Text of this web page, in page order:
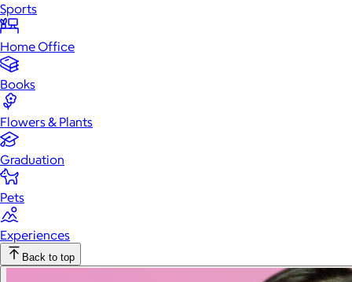
Sports
Home Office
Books
Flowers & Plants
Graduation
Pets
Experiences
Back to top